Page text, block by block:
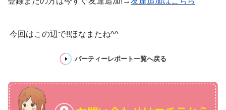
今回はこの辺で!!ほなまたね^^
パーティーレポート一覧へ戻る